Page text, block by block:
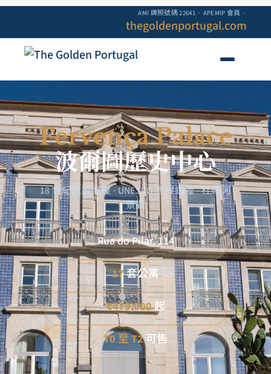
AMI 牌照號碼 22641 · APEMIP 會員 ·
thegoldenportugal.com
Fervença Palace
波爾圖歷史中心
18 世紀宮殿修復 · UNESCO 世界遺產 · 杜羅河
景觀
Rua do Pilar, 114
17套公寓
€479,000起
T0 至 T2可售